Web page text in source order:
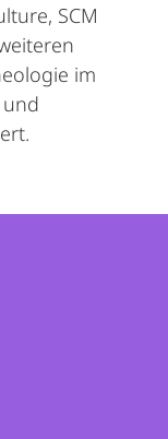
SCM
im